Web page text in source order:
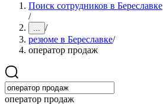
Поиск сотрудников в Береславке
/
... /
резюме в Береславке/
оператор продаж
оператор продаж